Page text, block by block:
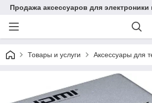
Продажа аксессуаров для электроники
Товары и услуги Аксессуары для